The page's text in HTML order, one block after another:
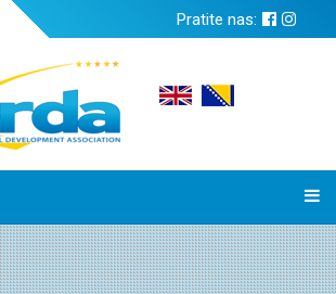
Pratite nas: